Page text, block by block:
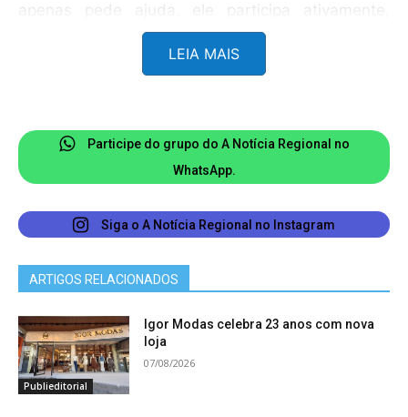
apenas pede ajuda, ele participa ativamente,
coloca a mão na massa e vai junto entregar”,
comentou um dos voluntários. A ação em Ubá
disposição para agir rapidamente diante das
necessidades da população, sobretudo em
carisma e boa vontade.
LEIA MAIS
Participe do grupo do A Notícia Regional no
WhatsApp.
Siga o A Notícia Regional no Instagram
ARTIGOS RELACIONADOS
Publieditorial
Igor Modas celebra 23 anos com nova
loja
07/08/2026